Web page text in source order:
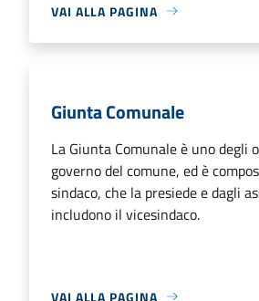
VAI ALLA PAGINA
Giunta Comunale
La Giunta Comunale è uno degli
governo del comune, ed è
sindaco, che la presiede e dagli
includono il vicesindaco.
VAI ALLA PAGINA